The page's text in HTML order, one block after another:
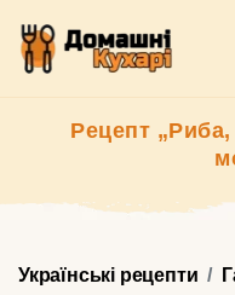
Рецепт „Риба,
Українські рецепти